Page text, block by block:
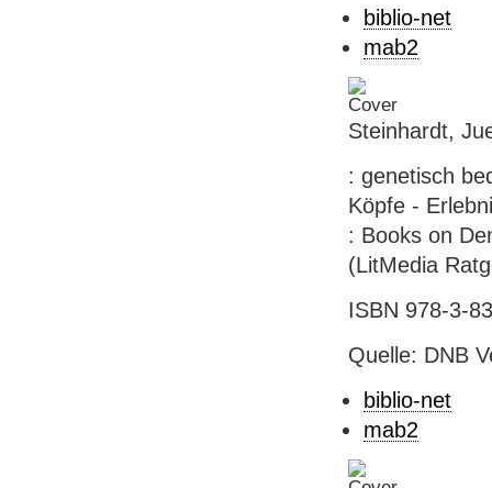
biblio-net
mab2
Steinhardt,
: genetisch
Köpfe -
: Books on
(LitMedia
ISBN 978-3-
Quelle: DNB
biblio-net
mab2